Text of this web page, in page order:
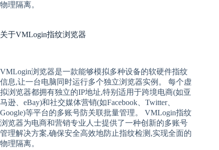
物理隔离。
关于VMLogin指纹浏览器
VMLogin浏览器是一款能够模拟多种设备的软硬件指纹
信息,让一台电脑同时运行多个独立浏览器实例。 每个虚
拟浏览器都拥有独立的IP地址,特别适用于跨境电商(如亚
马逊、eBay)和社交媒体营销(如Facebook、Twitter、
Google)等平台的多账号防关联批量管理。 VMLogin指纹
浏览器为电商和营销专业人士提供了一种创新的多账号
管理解决方案,确保安全高效地防止指纹检测,实现全面的
物理隔离。